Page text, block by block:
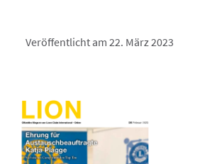
Veröffentlicht am 22. März 2023